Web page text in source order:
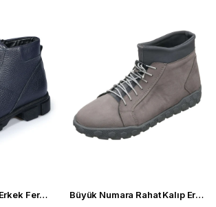
Büyük Beden Deri Erkek Fermuarlı Bot Lacivert CK7044 Büyük Numara Rahat Kalıp Erkek Bot - YMR444 Gri Nubuk